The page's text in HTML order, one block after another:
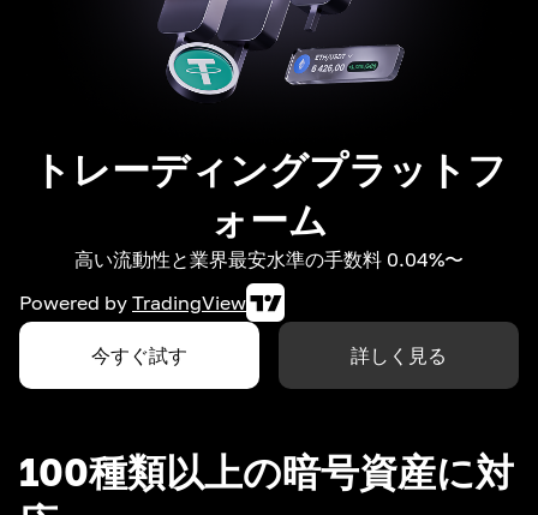
トレーディングプラットフ
ォーム
高い流動性と業界最安水準の手数料 0.04%〜
Powered by TradingView
今すぐ試す 詳しく見る
100種類以上の暗号資産に対